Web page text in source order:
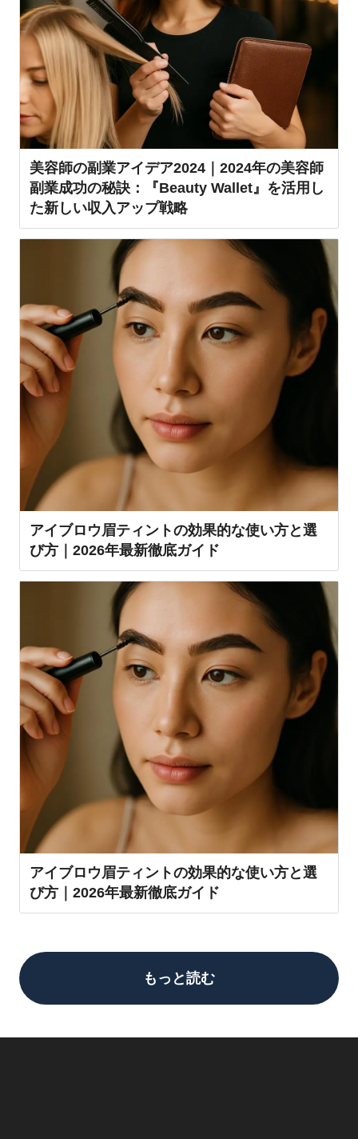
美容師の副業アイデア2024｜2024年の美容師
副業成功の秘訣：『Beauty Wallet』を活用し
た新しい収入アップ戦略
アイブロウ眉ティントの効果的な使い方と選
び方｜2026年最新徹底ガイド
アイブロウ眉ティントの効果的な使い方と選
び方｜2026年最新徹底ガイド
もっと読む